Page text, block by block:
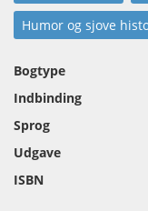
Humor og sjove
Bogtype
Indbinding
Sprog
Udgave
ISBN